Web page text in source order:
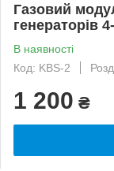
Газовий
генераторів
В наявності
Код: KBS-2
1 200 ₴